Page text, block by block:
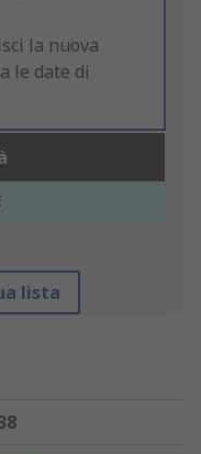
la nuova
le date di
lista